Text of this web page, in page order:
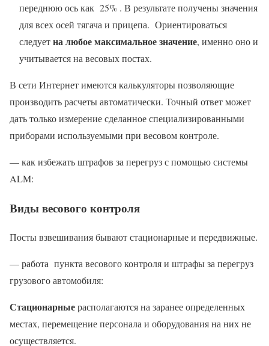
переднюю ось как 25% . В результате получены значения
для всех осей тягача и прицепа. Ориентироваться
следуетна любое максимальное значение, именно оно и
учитывается на весовых постах.
В сети Интернет имеются калькуляторы позволяющие
производить расчеты автоматически. Точный ответ может
дать только измерение сделанное специализированными
приборами используемыми при весовом контроле.
— как избежать штрафов за перегруз с помощью системы
ALM:
Виды весового контроля
Посты взвешивания бывают стационарные и передвижные.
— работа пункта весового контроля и штрафы за перегруз
грузового автомобиля:
Стационарныерасполагаются на заранее определенных
местах, перемещение персонала и оборудования на них не
осуществляется.